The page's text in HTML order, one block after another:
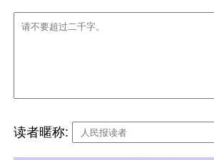
读者暱称: